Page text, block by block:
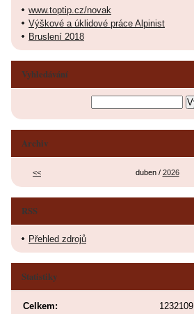
www.toptip.cz/novak
Výškové a úklidové práce Alpinist
Bruslení 2018
Vyhledávání
Archiv
<< duben / 2026
RSS
Přehled zdrojů
Statistiky
Celkem: 1232109